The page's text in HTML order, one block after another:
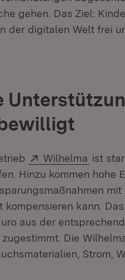
gehen. Das Ziel:
der digitalen Welt frei
Extern:
Wilhelma ist
Hinzu kommen hohe
kompensieren kann.
aus der
zugestimmt. Die
Strom,